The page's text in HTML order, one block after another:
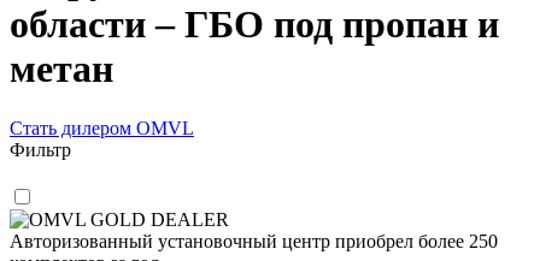
области – ГБО под пропан и
метан
Стать дилером OMVL
Фильтр
OMVL GOLD DEALER
Авторизованный установочный центр приобрел более 250